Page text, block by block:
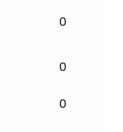
0
0
0